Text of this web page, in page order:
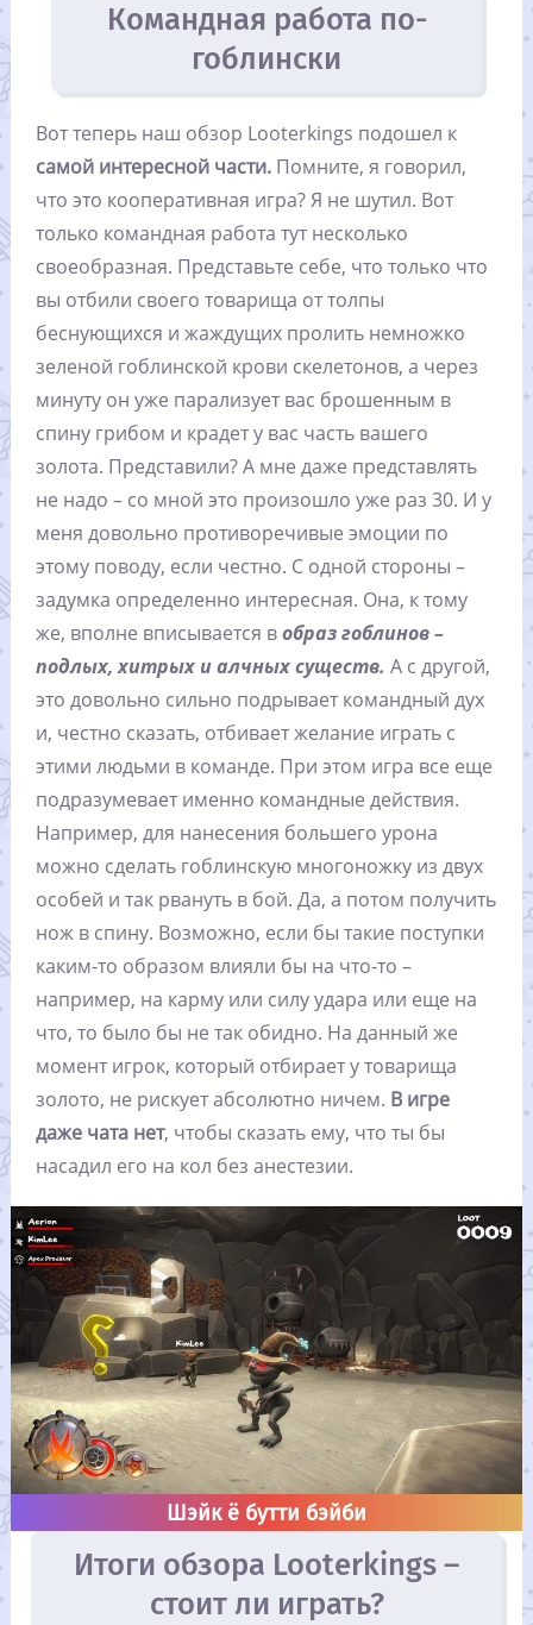
Командная работа по-
гоблински
Вот теперь наш обзор Looterkings подошел к
самой интересной части. Помните, я говорил,
что это кооперативная игра? Я не шутил. Вот
только командная работа тут несколько
своеобразная. Представьте себе, что только что
вы отбили своего товарища от толпы
беснующихся и жаждущих пролить немножко
зеленой гоблинской крови скелетонов, а через
минуту он уже парализует вас брошенным в
спину грибом и крадет у вас часть вашего
золота. Представили? А мне даже представлять
не надо – со мной это произошло уже раз 30. И у
меня довольно противоречивые эмоции по
этому поводу, если честно. С одной стороны –
задумка определенно интересная. Она, к тому
же, вполне вписывается вобраз гоблинов –
подлых, хитрых и алчных существ. А с другой,
это довольно сильно подрывает командный дух
и, честно сказать, отбивает желание играть с
этими людьми в команде. При этом игра все еще
подразумевает именно командные действия.
Например, для нанесения большего урона
можно сделать гоблинскую многоножку из двух
особей и так рвануть в бой. Да, а потом получить
нож в спину. Возможно, если бы такие поступки
каким-то образом влияли бы на что-то –
например, на карму или силу удара или еще на
что, то было бы не так обидно. На данный же
момент игрок, который отбирает у товарища
золото, не рискует абсолютно ничем. В игре
даже чата нет, чтобы сказать ему, что ты бы
насадил его на кол без анестезии.
Шэйк ё бутти бэйби
Итоги обзора Looterkings –
стоит ли играть?